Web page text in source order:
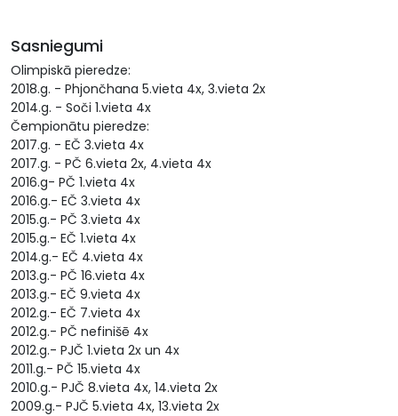
Sasniegumi
Olimpiskā pieredze:
2018.g. - Phjončhana 5.vieta 4x, 3.vieta 2x
2014.g. - Soči 1.vieta 4x
Čempionātu pieredze:
2017.g. - EČ 3.vieta 4x
2017.g. - PČ 6.vieta 2x, 4.vieta 4x
2016.g- PČ 1.vieta 4x
2016.g.- EČ 3.vieta 4x
2015.g.- PČ 3.vieta 4x
2015.g.- EČ 1.vieta 4x
2014.g.- EČ 4.vieta 4x
2013.g.- PČ 16.vieta 4x
2013.g.- EČ 9.vieta 4x
2012.g.- EČ 7.vieta 4x
2012.g.- PČ nefinišē 4x
2012.g.- PJČ 1.vieta 2x un 4x
2011.g.- PČ 15.vieta 4x
2010.g.- PJČ 8.vieta 4x, 14.vieta 2x
2009.g.- PJČ 5.vieta 4x, 13.vieta 2x